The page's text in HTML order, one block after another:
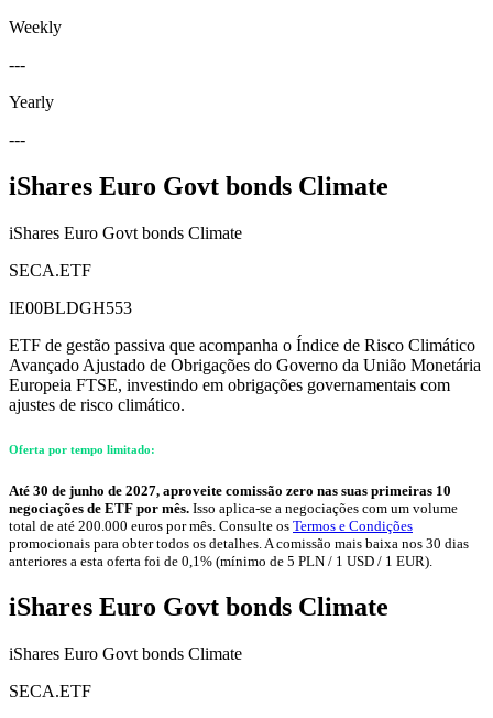
Weekly
---
Yearly
---
iShares Euro Govt bonds Climate
iShares Euro Govt bonds Climate
SECA.ETF
IE00BLDGH553
ETF de gestão passiva que acompanha o Índice de Risco Climático
Avançado Ajustado de Obrigações do Governo da União Monetária
Europeia FTSE, investindo em obrigações governamentais com
ajustes de risco climático.
Oferta por tempo limitado:
Até 30 de junho de 2027, aproveite comissão zero nas suas primeiras 10
negociações de ETF por mês. Isso aplica-se a negociações com um volume
total de até 200.000 euros por mês. Consulte os Termos e Condições
promocionais para obter todos os detalhes. A comissão mais baixa nos 30 dias
anteriores a esta oferta foi de 0,1% (mínimo de 5 PLN / 1 USD / 1 EUR).
iShares Euro Govt bonds Climate
iShares Euro Govt bonds Climate
SECA.ETF